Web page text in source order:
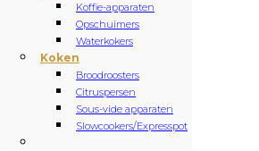
Koffie-apparaten
Opschuimers
Waterkokers
Koken
Broodroosters
Citruspersen
Sous-vide apparaten
Slowcookers/Expresspot